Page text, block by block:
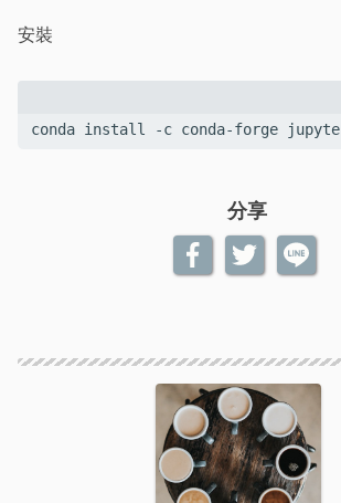
安裝
conda install -c conda-forge
分享